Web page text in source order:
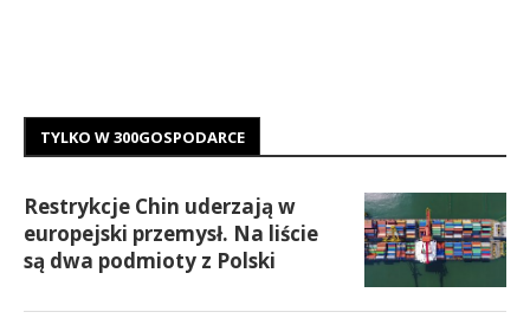
TYLKO W 300GOSPODARCE
Restrykcje Chin uderzają w
europejski przemysł. Na liście
są dwa podmioty z Polski